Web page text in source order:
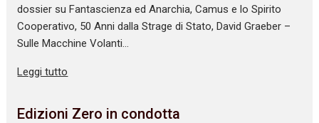
dossier su Fantascienza ed Anarchia, Camus e lo Spirito
Cooperativo, 50 Anni dalla Strage di Stato, David Graeber –
Sulle Macchine Volanti…
Leggi tutto
Edizioni Zero in condotta